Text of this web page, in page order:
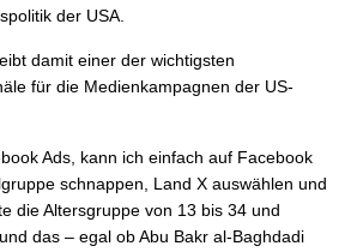
der USA.
damit einer der wichtigsten
für die Medienkampagnen der US-
Ads, kann ich einfach auf Facebook
schnappen, Land X auswählen und
die Altersgruppe von 13 bis 34 und
das – egal ob Abu Bakr al-Baghdadi